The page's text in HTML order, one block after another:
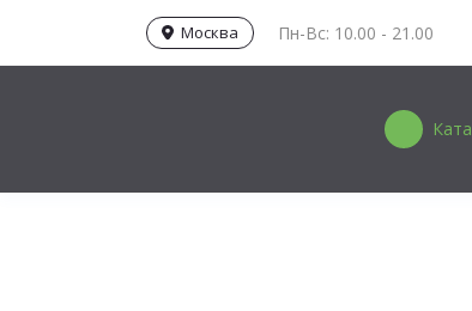
Москва Пн-Вс: 10.00 - 21.00